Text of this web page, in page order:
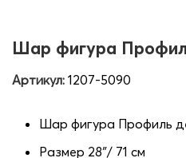
Шар фигура
Артикул: 1207-5090
Шар фигура Профиль
Размер 28″/ 71 см